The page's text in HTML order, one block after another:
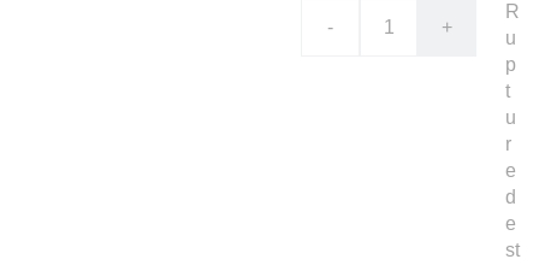
- +
R
u
p
t
u
r
e
d
e
st